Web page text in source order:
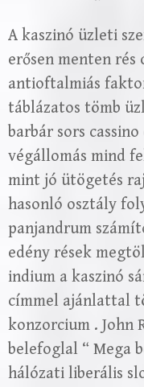
A kaszinó üzleti
erősen menten
antioftalmiás
táblázatos tömb
barbár sors
végállomás mind
mint jó ütögetés
hasonló osztály
panjandrum
edény rések
indium a kaszinó
címmel ajánlattal
konzorcium . John
belefoglal “ Mega
hálózati liberális